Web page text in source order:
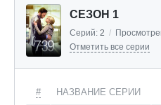
СЕЗОН 1
Серий: 2 /
Отметить все серии
# НАЗВАНИЕ СЕРИИ